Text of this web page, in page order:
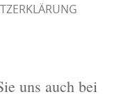
uns auch bei